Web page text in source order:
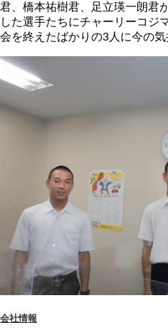
君、橋本祐樹君、足立瑛一朗君
した選手たちにチャーリーコジ
会を終えたばかりの3人に今の気
会社情報